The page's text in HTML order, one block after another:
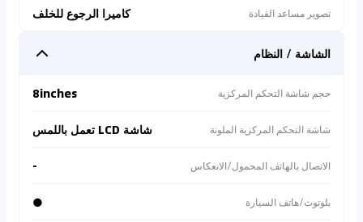
تصوير مساعد القيادة كاميرا الرجوع للخلف
الشاشة / النظام
حجم شاشة التحكم المركزية 8inches
شاشة التحكم المركزية الملونة شاشة LCD تعمل باللمس
الاتصال بالهاتف المحمول/الانعكاس -
بلوتوث/هاتف السيارة ●